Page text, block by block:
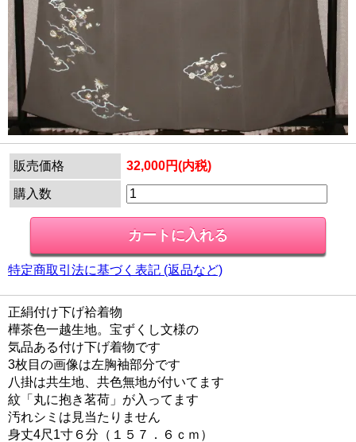
販売価格 32,000円(内税)
購入数
特定商取引法に基づく表記 (返品など)
正絹付け下げ袷着物
樺茶色一越生地。宝ずくし文様の
気品ある付け下げ着物です
3枚目の画像は左胸袖部分です
八掛は共生地、共色無地が付いてます
紋「丸に抱き茗荷」が入ってます
汚れシミは見当たりません
身丈4尺1寸６分（１５７．６ｃｍ）